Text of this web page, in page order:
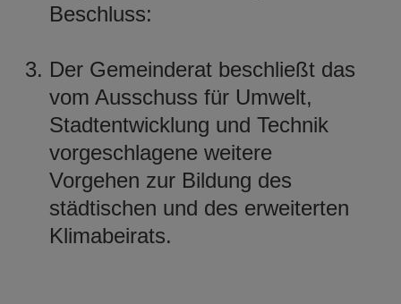
Beschluss:
Der Gemeinderat beschließt das
vom Ausschuss für Umwelt,
Stadtentwicklung und Technik
vorgeschlagene weitere
Vorgehen zur Bildung des
städtischen und des erweiterten
Klimabeirats.